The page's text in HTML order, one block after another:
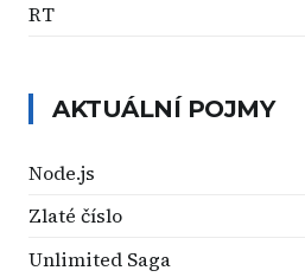
RT
AKTUÁLNÍ POJMY
Node.js
Zlaté číslo
Unlimited Saga